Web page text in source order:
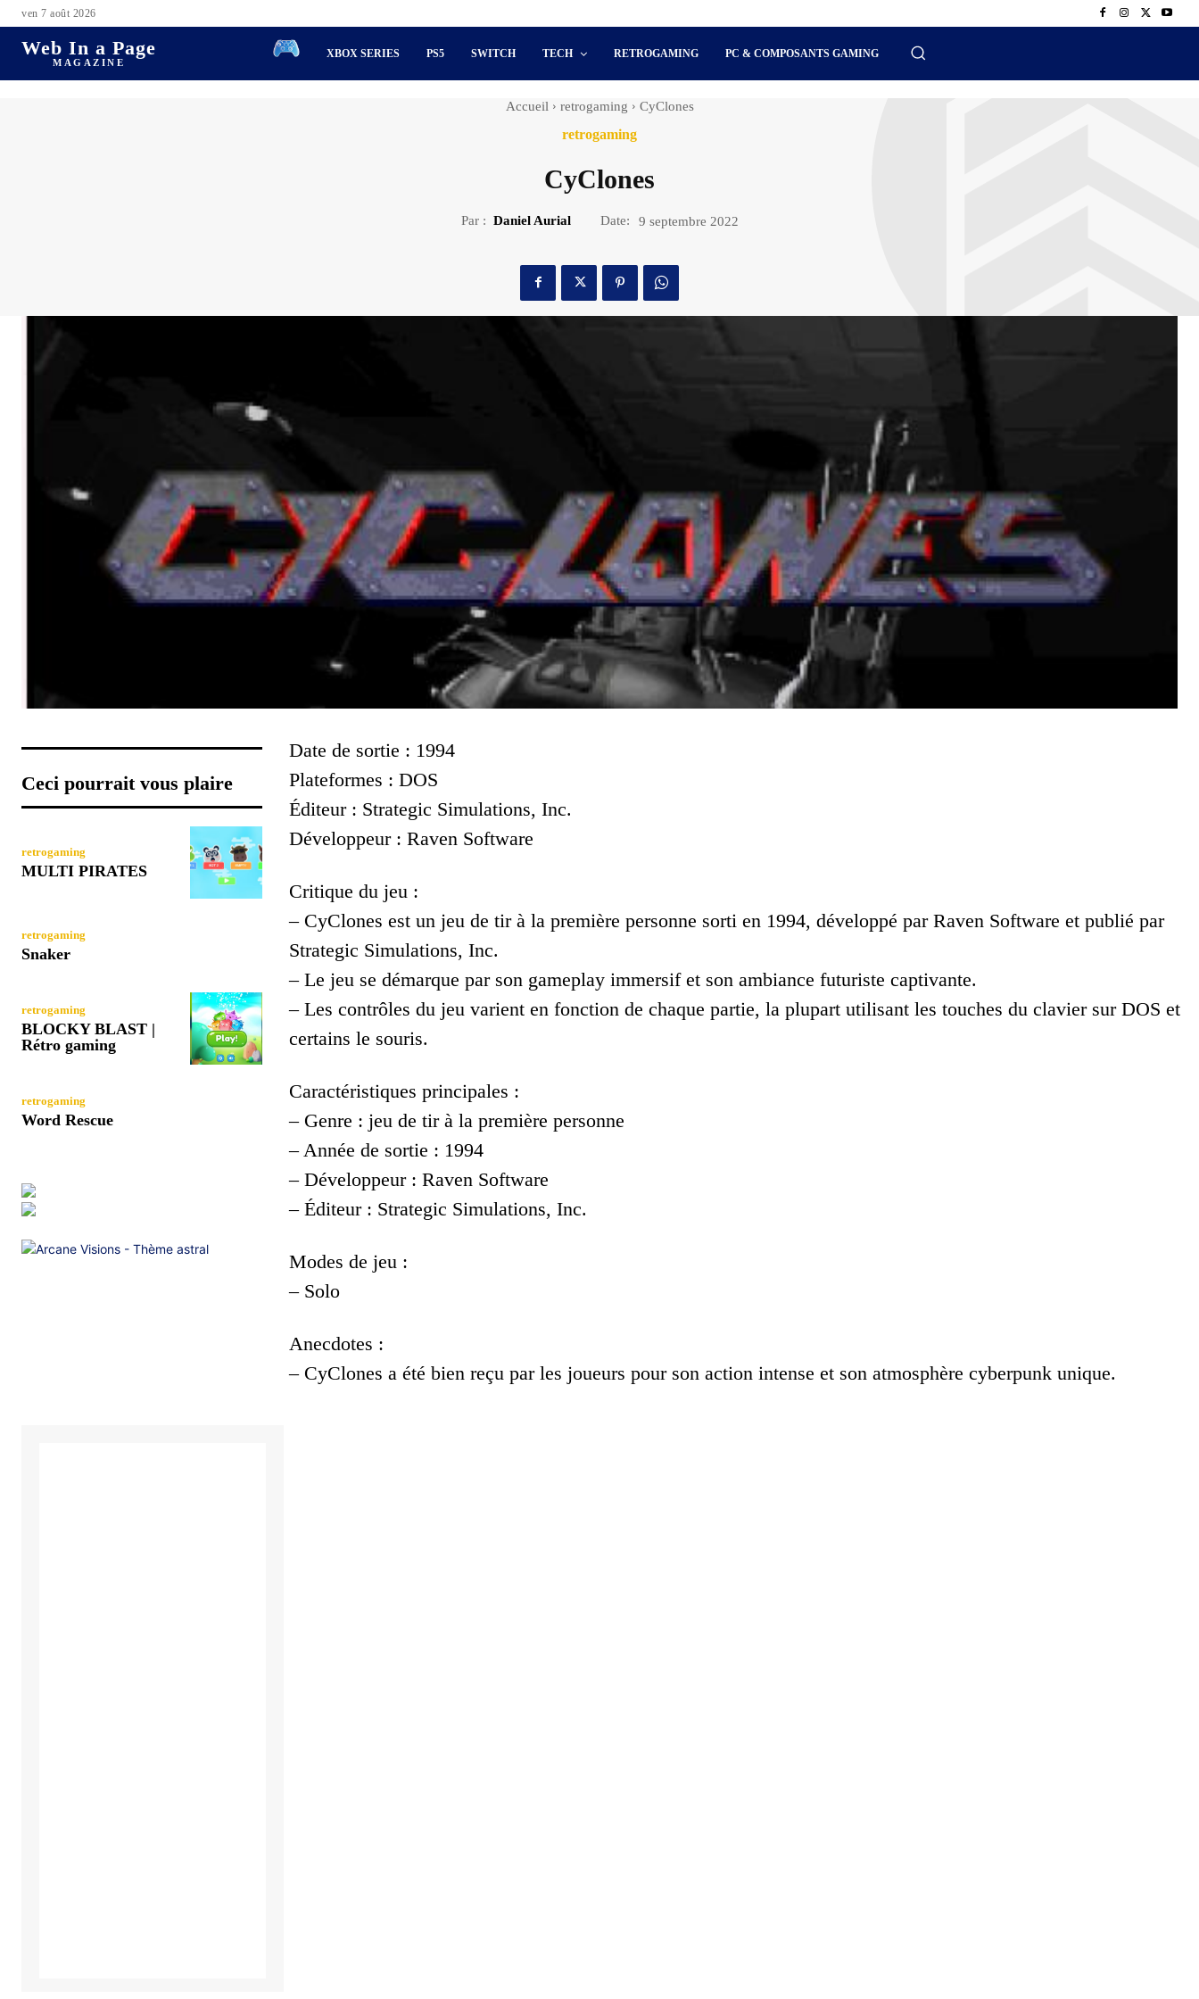
ven 7 août 2026
Web In a Page
MAGAZINE
XBOX SERIES PS5 SWITCH TECH RETROGAMING PC & COMPOSANTS GAMING
Accueil retrogaming CyClones
retrogaming
CyClones
Par : Daniel Aurial Date: 9 septembre 2022
Ceci pourrait vous plaire
retrogaming
MULTI PIRATES
retrogaming
Snaker
retrogaming
BLOCKY BLAST |
Rétro gaming
retrogaming
Word Rescue
Date de sortie : 1994
Plateformes : DOS
Éditeur : Strategic Simulations, Inc.
Développeur : Raven Software
Critique du jeu :
– CyClones est un jeu de tir à la première personne sorti en 1994, développé par Raven Software et publié par
Strategic Simulations, Inc.
– Le jeu se démarque par son gameplay immersif et son ambiance futuriste captivante.
– Les contrôles du jeu varient en fonction de chaque partie, la plupart utilisant les touches du clavier sur DOS et
certains le souris.
Caractéristiques principales :
– Genre : jeu de tir à la première personne
– Année de sortie : 1994
– Développeur : Raven Software
– Éditeur : Strategic Simulations, Inc.
Modes de jeu :
– Solo
Anecdotes :
– CyClones a été bien reçu par les joueurs pour son action intense et son atmosphère cyberpunk unique.